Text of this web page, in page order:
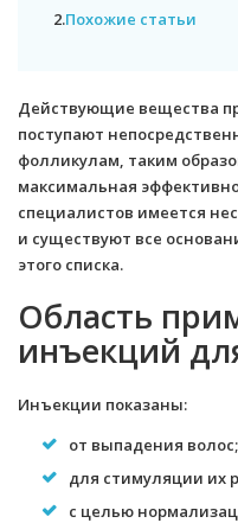
2.Похожие статьи
Действующие вещества
поступают
фолликулам, таким
максимальная
специалистов имеется
и существуют все
этого списка.
Область
инъекций
Инъекции показаны:
от выпадения волос;
для стимуляции их
с целью